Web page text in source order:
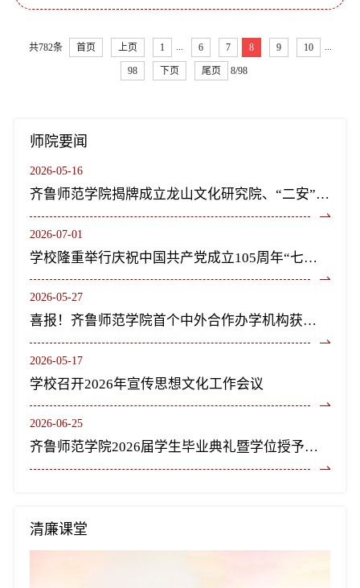
共782条 首页 上页 1 ... 6 7 8 9 10 ...
98 下页 尾页 8/98
师院要闻
2026-05-16
齐鲁师范学院揭牌成立龙山文化研究院、“二安”文化研究院
2026-07-01
学校隆重举行庆祝中国共产党成立105周年“七一”表彰大会暨《长歌尽美》艺术党课
2026-05-27
喜报！齐鲁师范学院首个中外合作办学机构获教育部正式批复设立
2026-05-17
学校召开2026年宣传思想文化工作会议
2026-06-25
齐鲁师范学院2026届学生毕业典礼暨学位授予仪式隆重举行
清廉课堂